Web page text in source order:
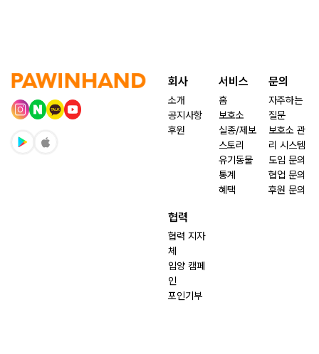
회사
소개
공지사항
후원
서비스
홈
보호소
실종/제보
스토리
유기동물
통계
혜택
문의
자주하는
질문
보호소 관
리 시스템
도입 문의
협업 문의
후원 문의
협력
협력 지자
체
입양 캠페
인
포인기부